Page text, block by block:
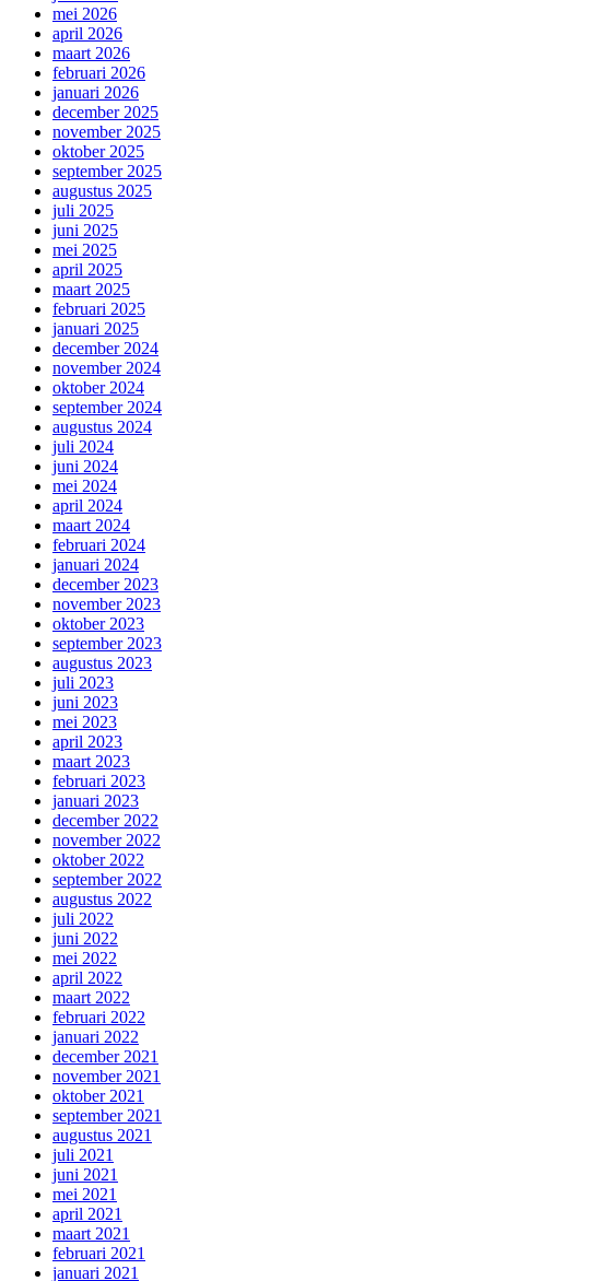
mei 2026
april 2026
maart 2026
februari 2026
januari 2026
december 2025
november 2025
oktober 2025
september 2025
augustus 2025
juli 2025
juni 2025
mei 2025
april 2025
maart 2025
februari 2025
januari 2025
december 2024
november 2024
oktober 2024
september 2024
augustus 2024
juli 2024
juni 2024
mei 2024
april 2024
maart 2024
februari 2024
januari 2024
december 2023
november 2023
oktober 2023
september 2023
augustus 2023
juli 2023
juni 2023
mei 2023
april 2023
maart 2023
februari 2023
januari 2023
december 2022
november 2022
oktober 2022
september 2022
augustus 2022
juli 2022
juni 2022
mei 2022
april 2022
maart 2022
februari 2022
januari 2022
december 2021
november 2021
oktober 2021
september 2021
augustus 2021
juli 2021
juni 2021
mei 2021
april 2021
maart 2021
februari 2021
januari 2021